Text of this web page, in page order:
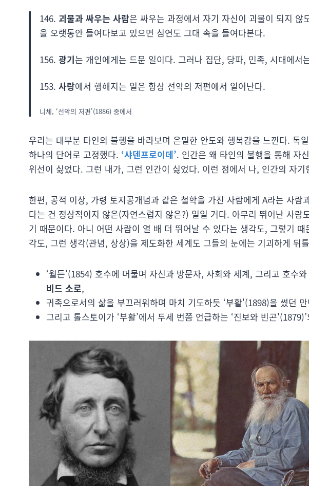
146. 괴물과 싸우는 사람은 싸우는 과정에서 자기 자신이 괴물이 되지
을 오랫동안 들여다보고 있으면 심연도 그대 속을 들여다본다.
156. 광기는 개인에게는 드문 일이다. 그러나 집단, 당파, 민족, 시대에서
153. 사랑에서 행해지는 일은 항상 선악의 저편에서 일어난다.
니체, ‘선악의 저편'(1886) 중에서
우리는 대부분 타인의 불행을 바라보며 은밀한 안도와 행복감을 느낀다. 독
하나의 단어로 고정했다. ‘샤덴프로이데’. 인간은 왜 타인의 불행을 통해 자
위선이 싫었다. 그런 내가, 그런 인간이 싫었다. 이런 점에서 나, 인간의 자기
한편, 공적 이상, 가령 토지공개념과 같은 철학을 가진 사람에게 A라는 사람
다는 건 정상적이지 않은(자연스럽지 않은?) 일일 거다. 아무리 뛰어난 사람
기 때문이다. 아니 어떤 사람이 열 배 더 뛰어날 수 있다는 생각도, 그렇기
각도, 그런 생각(관념, 상상)을 제도화한 세계도 그들의 눈에는 기괴하게 뒤
‘월든'(1854) 호수에 머물며 자신과 방문자, 사회와 세계, 그리고 호수
비드 소로,
귀족으로서의 삶을 부끄러워하며 마치 기도하듯 ‘부활'(1898)을 썼던 만
그리고 톨스토이가 ‘부활’에서 두세 번쯤 언급하는 ‘진보와 빈곤'(1879)’